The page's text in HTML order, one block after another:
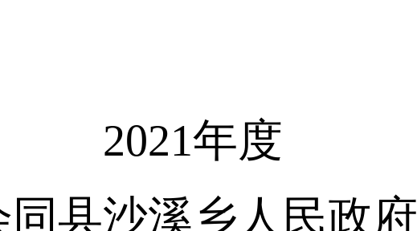
2021年度
同县沙溪乡人民政府